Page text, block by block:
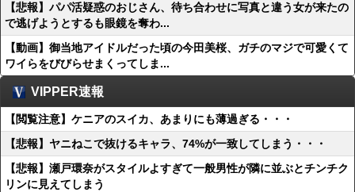
【悲報】パパ活疑惑のおじさん、待ち合わせに写真と違う女が来たの
で逃げようとするも眼鏡を奪わ...
【動画】御当地アイドルだった頃の今田美桜、ガチのマジで可愛くて
ワイらをびびらせまくってしま...
VIPPER速報
【閲覧注意】ケニアのスイカ、あまりにも薄過ぎる・・・
【悲報】ヤニねこで抜けるキャラ、74%が一致してしまう・・・
【悲報】瀬戸環奈がスタイルよすぎて一般男性が隣に並ぶとチンチク
リンに見えてしまう